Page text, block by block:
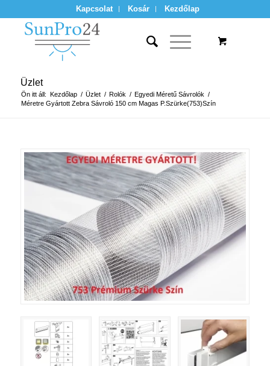
Kapcsolat Kosár Kezdőlap
Üzlet
Ön itt áll: Kezdőlap / Üzlet / Rolók / Egyedi Méretű Sávrolók /
Méretre Gyártott Zebra Sávroló 150 cm Magas P.Szürke(753)Szín